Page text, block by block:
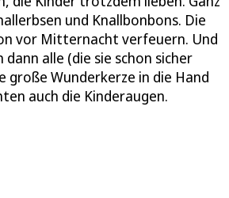
und Knallbonbons. Die
vor Mitternacht verfeuern. Und
alle (die sie schon sicher
große Wunderkerze in die Hand
auch die Kinderaugen.